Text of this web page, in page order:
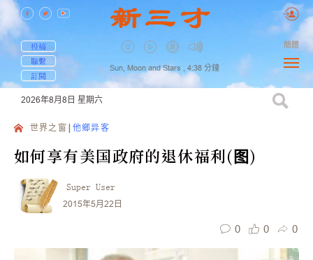
投稿
聯繫
訂閱
Sun, Moon and Stars , 4:38 分鐘
簡體
2026年8月8日 星期六
世界之窗 他鄉异客
如何享有美国政府的退休福利(图)
Super User
2015年5月22日
0 0 0